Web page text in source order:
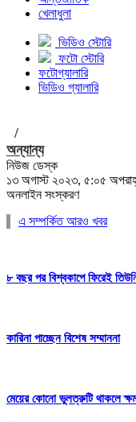
খেলাধুলা
ভিডিও স্টোরি
ফটো স্টোরি
ফটোগ্যালারি
ভিডিও গ্যালারি
/
অন্যান্য
নিউজ ডেস্ক
১৩ অগাস্ট ২০২৩, ৫:০৫
অনলাইন সংস্করণ
এ সম্পর্কিত আরও খবর
৮ বছর পর বিশ্বকাপে ফিরেই
কারিনা পাচ্ছেন বিশেষ সম্মাননা
মেয়ের কোনো ভুলত্রুটি থাকলে